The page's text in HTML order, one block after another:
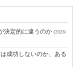
決定的に違うのか (2026/
成功しないのか、ある